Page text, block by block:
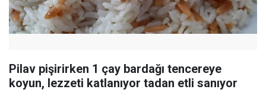
Pilav pişirirken 1 çay bardağı tencereye
koyun, lezzeti katlanıyor tadan etli sanıyor